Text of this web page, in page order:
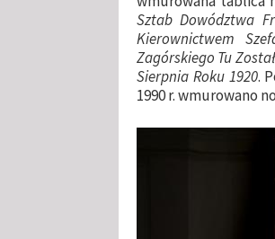
Sztab Dowództwa
Kierownictwem
Zagórskiego Tu
Sierpnia Roku 1920.
1990 r. wmurowano